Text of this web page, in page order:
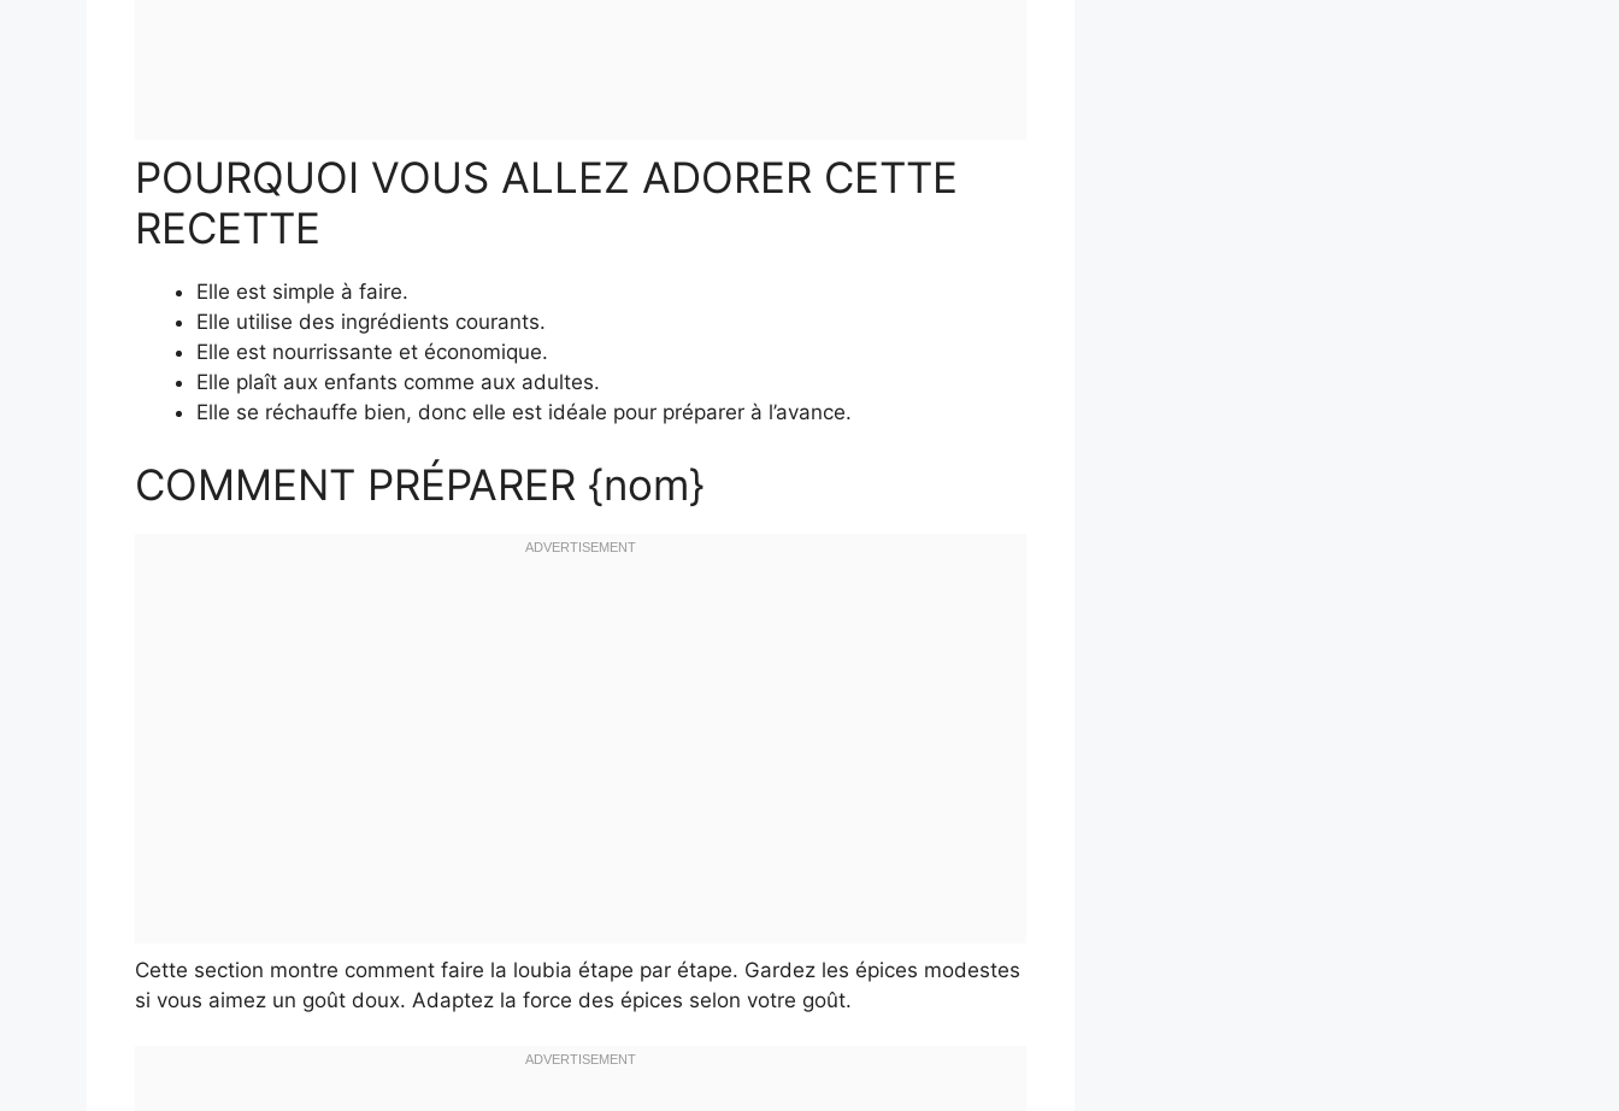
POURQUOI VOUS ALLEZ ADORER CETTE
RECETTE
Elle est simple à faire.
Elle utilise des ingrédients courants.
Elle est nourrissante et économique.
Elle plaît aux enfants comme aux adultes.
Elle se réchauffe bien, donc elle est idéale pour préparer à l’avance.
COMMENT PRÉPARER {nom}
Cette section montre comment faire la loubia étape par étape. Gardez les épices modestes
si vous aimez un goût doux. Adaptez la force des épices selon votre goût.